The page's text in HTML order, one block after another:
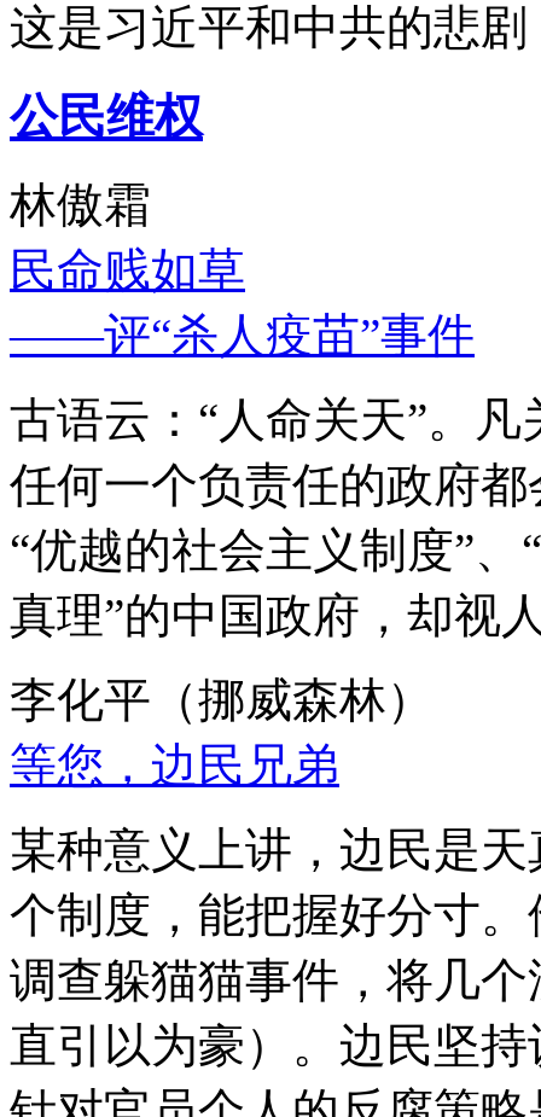
这是习近平和中共的悲
公民维权
林傲霜
民命贱如草
——评“杀人疫苗”事件
古语云：“人命关天”。
任何一个负责任的政府
“优越的社会主义制度”
真理”的中国政府，却视
李化平（挪威森林）
等您，边民兄弟
某种意义上讲，边民是
个制度，能把握好分寸
调查躲猫猫事件，将几
直引以为豪）。边民坚